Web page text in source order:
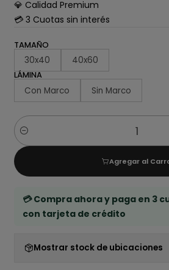
💎 Calidad Premium
💳 3 Cuotas sin interés
TAMAÑO
30x40 40x60
LÁMINA
Con Marco Sin Marco
Cantidad
Agregar al
💳 Compra ahora y paga en 3
con tarjeta de crédito
Mostrar stock de ubicaciones